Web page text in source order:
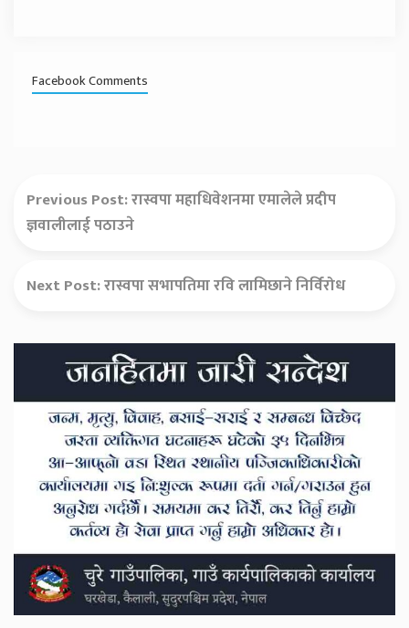
Facebook Comments
Previous Post:रास्वपा महाधिवेशनमा एमालेले प्रदीप
ज्ञवालीलाई पठाउने
Next Post:रास्वपा सभापतिमा रवि लामिछाने निर्विरोध
Secondary
Sidebar